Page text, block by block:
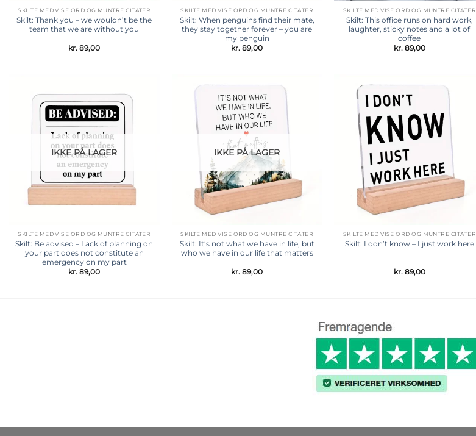
SKILTE MED VISE ORD OG MUNTRE CITATER
Skilt: Thank you – we wouldn’t be the
team that we are without you
kr. 89,00
SKILTE MED VISE ORD OG MUNTRE CITATER
Skilt: When penguins find their mate,
they stay together forever – you are
my penguin
kr. 89,00
SKILTE MED VISE ORD OG MUNTRE CITATER
Skilt: This office runs on hard work,
laughter, sticky notes and a lot of
coffee
kr.89,00
Tilføj til
IKKE PÅ LAGER
SKILTE MED VISE ORD OG MUNTRE CITATER
Skilt: Be advised – Lack of planning on
your part does not constitute an
emergency on my part
kr. 89,00
IKKE PÅ LAGER
SKILTE MED VISE ORD OG MUNTRE CITATER
Skilt: It’s not what we have in life, but
who we have in our life that matters
kr. 89,00
SKILTE MED VISE ORD OG MUNTRE CITATER
Skilt: I don’t know – I just work here
kr.89,00